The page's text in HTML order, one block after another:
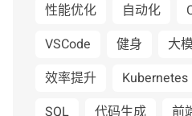
性能优化
自动化
VSCode
健身 大
效率提升
Kubernetes
SQL
代码生成 前